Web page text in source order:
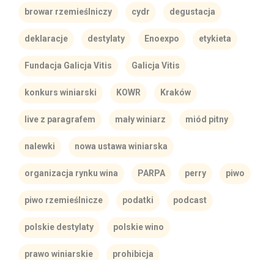
browar rzemieślniczy cydr degustacja
deklaracje destylaty Enoexpo etykieta
Fundacja Galicja Vitis Galicja Vitis
konkurs winiarski KOWR Kraków
live z paragrafem mały winiarz miód pitny
nalewki nowa ustawa winiarska
organizacja rynku wina PARPA perry piwo
piwo rzemieślnicze podatki podcast
polskie destylaty polskie wino
prawo winiarskie prohibicja